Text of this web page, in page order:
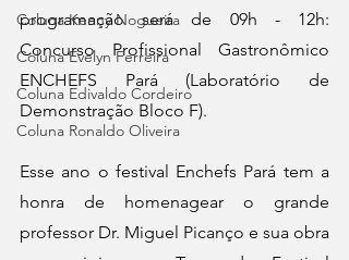
Coluna Kenny Nogueira
Coluna Evelyn Ferreira
Coluna Edivaldo Cordeiro
Coluna Ronaldo Oliveira
programação será de 09h - 12h:
Concurso Profissional Gastronômico
ENCHEFS Pará (Laboratório de
Demonstração Bloco F).
Esse ano o festival Enchefs Pará tem a
honra de homenagear o grande
professor Dr. Miguel Picanço e sua obra